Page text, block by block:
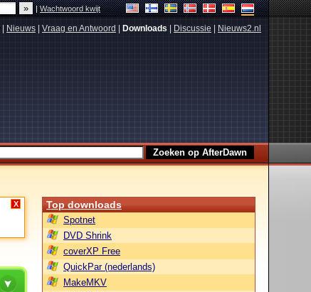
|Wachtwoord kwijt
Nieuws Vraag en Antwoord Downloads Discussie Nieuws2.nl
X Top downloads
Spotnet
DVD Shrink
coverXP Free
QuickPar (nederlands)
MakeMKV